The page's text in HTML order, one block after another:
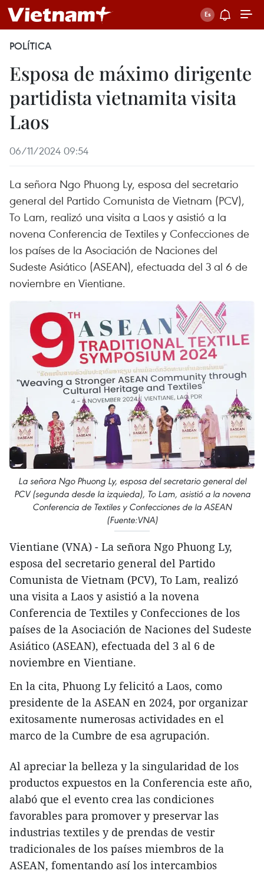
POLÍTICA
Esposa de máximo dirigente
partidista vietnamita visita
Laos
06/11/2024 09:54
La señora Ngo Phuong Ly, esposa del secretario
general del Partido Comunista de Vietnam (PCV),
To Lam, realizó una visita a Laos y asistió a la
novena Conferencia de Textiles y Confecciones de
los países de la Asociación de Naciones del
Sudeste Asiático (ASEAN), efectuada del 3 al 6 de
noviembre en Vientiane.
La señora Ngo Phuong Ly, esposa del secretario general del
PCV (segunda desde la izquieda), To Lam, asistió a la novena
Conferencia de Textiles y Confecciones de la ASEAN
(Fuente:VNA)
Vientiane (VNA) - La señora Ngo Phuong Ly,
esposa del secretario general del Partido
Comunista de Vietnam (PCV), To Lam, realizó
una visita a Laos y asistió a la novena
Conferencia de Textiles y Confecciones de los
países de la Asociación de Naciones del Sudeste
Asiático (ASEAN), efectuada del 3 al 6 de
noviembre en Vientiane.
En la cita, Phuong Ly felicitó a Laos, como
presidente de la ASEAN en 2024, por organizar
exitosamente numerosas actividades en el
marco de la Cumbre de esa agrupación.
Al apreciar la belleza y la singularidad de los
productos expuestos en la Conferencia este año,
alabó que el evento crea las condiciones
favorables para promover y preservar las
industrias textiles y de prendas de vestir
tradicionales de los países miembros de la
ASEAN, fomentando así los intercambios